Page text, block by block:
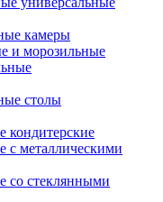
камеры
и морозильные
столы
металлическими
со стеклянными